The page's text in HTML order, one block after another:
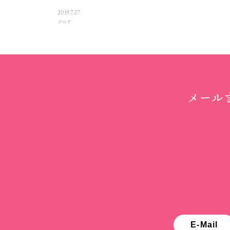
2019.7.27
ブログ
メー
E-Mail